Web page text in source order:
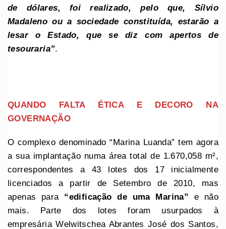
de dólares, foi realizado, pelo que, Sílvio
Madaleno ou a sociedade constituída, estarão a
lesar o Estado, que se diz com apertos de
tesouraria”.
QUANDO FALTA ÉTICA E DECORO NA
GOVERNAÇÃO
O complexo denominado “Marina Luanda” tem agora
a sua implantação numa área total de 1.670,058 m²,
correspondentes a 43 lotes dos 17 inicialmente
licenciados a partir de Setembro de 2010, mas
apenas para “edificação de uma Marina” e não
mais. Parte dos lotes foram usurpados à
empresária Welwitschea Abrantes José dos Santos,